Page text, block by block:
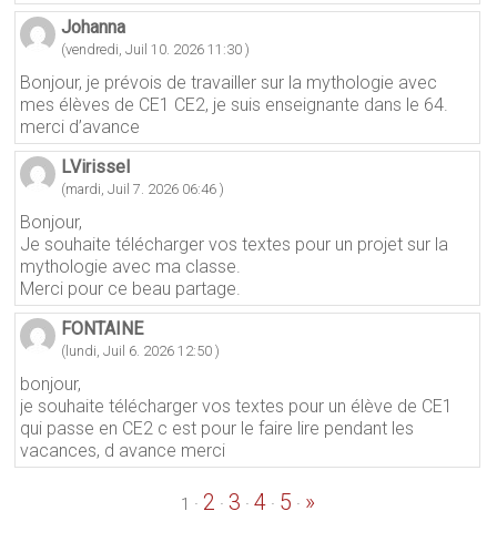
Johanna
(vendredi, Juil 10. 2026 11:30 )
Bonjour, je prévois de travailler sur la mythologie avec
mes élèves de CE1 CE2, je suis enseignante dans le 64.
merci d’avance
LVirissel
(mardi, Juil 7. 2026 06:46 )
Bonjour,
Je souhaite télécharger vos textes pour un projet sur la
mythologie avec ma classe.
Merci pour ce beau partage.
FONTAINE
(lundi, Juil 6. 2026 12:50 )
bonjour,
je souhaite télécharger vos textes pour un élève de CE1
qui passe en CE2 c est pour le faire lire pendant les
vacances, d avance merci
1 · 2 ·3 ·4 · 5 · »